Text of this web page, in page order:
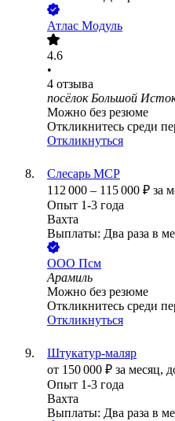
Атлас Модуль
4.6
•
4 отзыва
посёлок Большой
Можно без резюме
Откликнитесь среди
Откликнуться
Слесарь МСР
112 000 – 115 000 ₽ за
Опыт 1-3 года
Вахта
Выплаты: Два раза в
ООО Псм
Арамиль
Можно без резюме
Откликнитесь среди
Откликнуться
Штукатур-маляр
от 150 000 ₽ за месяц,
Опыт 1-3 года
Вахта
Выплаты: Два раза в